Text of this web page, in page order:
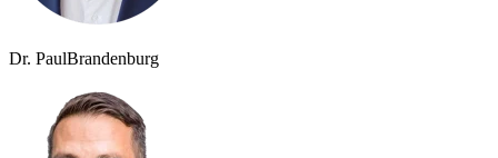
Dr. PaulBrandenburg